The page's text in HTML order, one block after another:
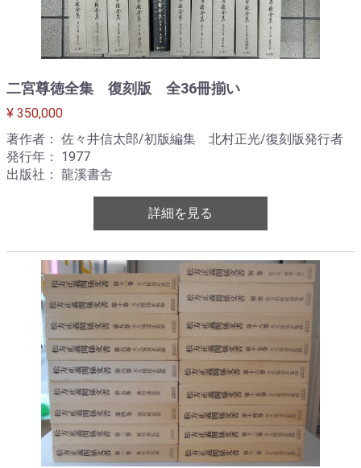
二宮尊徳全集 復刻版 全36冊揃い
¥ 350,000
著作者： 佐々井信太郎/初版編集 北村正光/復刻版発行者
発行年： 1977
出版社： 龍溪書舎
詳細を見る